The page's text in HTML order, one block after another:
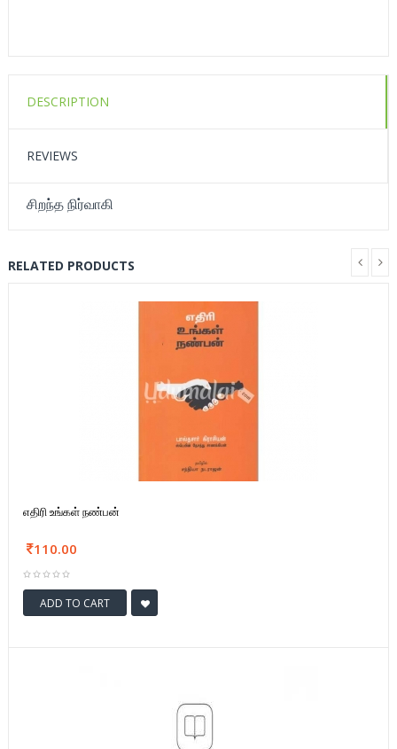
DESCRIPTION
REVIEWS
சிறந்த நிர்வாகி
RELATED PRODUCTS
எதிரி உங்கள் நண்பன்
110.00
ADD TO CART